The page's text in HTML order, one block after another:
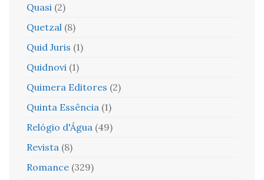
Quasi (2)
Quetzal (8)
Quid Juris (1)
Quidnovi (1)
Quimera Editores (2)
Quinta Essência (1)
Relógio d'Água (49)
Revista (8)
Romance (329)